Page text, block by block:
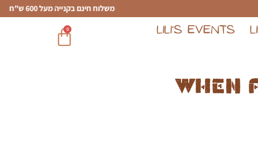
משלוח חינם בקנייה מעל 600 ש"ח
LILI’S EVENTS
0
When